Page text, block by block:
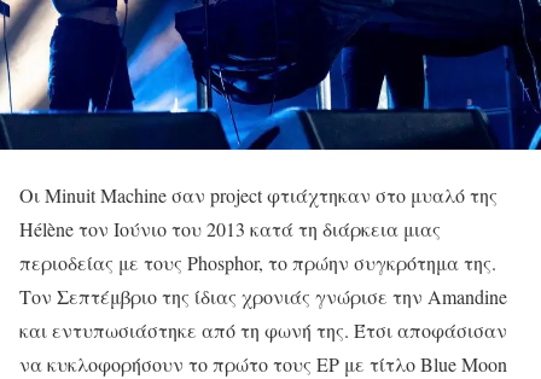
Οι Minuit Machine σαν project φτιάχτηκαν στο μυαλό της
Hélène τον Ιούνιο του 2013 κατά τη διάρκεια μιας
περιοδείας με τους Phosphor, το πρώην συγκρότημα της.
Τον Σεπτέμβριο της ίδιας χρονιάς γνώρισε την Amandine
και εντυπωσιάστηκε από τη φωνή της. Έτσι αποφάσισαν
να κυκλοφορήσουν το πρώτο τους EP με τίτλο Blue Moon